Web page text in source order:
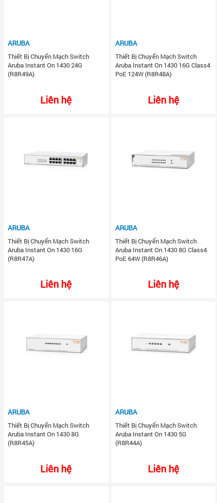
ARUBA
Thiết Bị Chuyển Mạch Switch
Aruba Instant On 1430 24G
(R8R49A)
Liên hệ
ARUBA
Thiết Bị Chuyển Mạch Switch
Aruba Instant On 1430 16G Class4
PoE 124W (R8R48A)
Liên hệ
ARUBA
Thiết Bị Chuyển Mạch Switch
Aruba Instant On 1430 16G
(R8R47A)
Liên hệ
ARUBA
Thiết Bị Chuyển Mạch Switch
Aruba Instant On 1430 8G Class4
PoE 64W (R8R46A)
Liên hệ
ARUBA
Thiết Bị Chuyển Mạch Switch
Aruba Instant On 1430 8G
(R8R45A)
Liên hệ
ARUBA
Thiết Bị Chuyển Mạch Switch
Aruba Instant On 1430 5G
(R8R44A)
Liên hệ